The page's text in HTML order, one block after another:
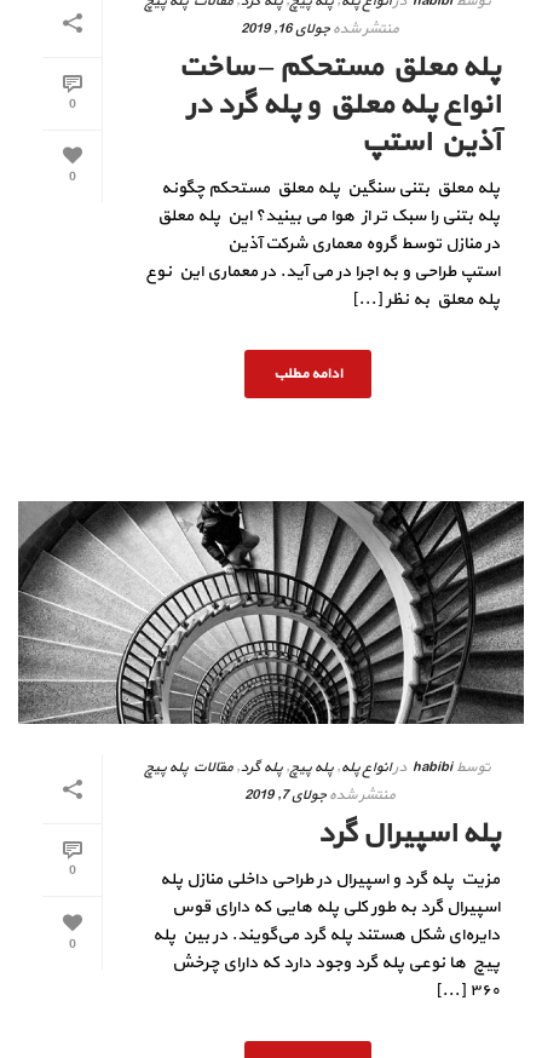
0
0
منتشر شده جولای 16, 2019
پله معلق مستحکم – ساخت
انواع پله معلق و پله گرد در
آذین استپ
پله معلق بتنی سنگین پله معلق مستحکم چگونه
پله بتنی را سبک تر از هوا می بینید؟ این پله معلق
در منازل توسط گروه معماری شرکت آذین
استپ طراحی و به اجرا در می آید. در معماری این نوع
پله معلق به نظر [...]
ادامه مطلب
0
0
توسط habibi درانواع پله,پله پیچ,پله گرد,مقالات پله پیچ
منتشر شده جولای 7, 2019
پله اسپیرال گرد
مزیت پله گرد و اسپیرال در طراحی داخلی منازل پله
اسپیرال گرد به طور کلی پله هایی که دارای قوس
دایره‌ای شکل هستند پله گرد می‌گویند. در بین پله
پیچ ها نوعی پله گرد وجود دارد که دارای چرخش
۳۶۰ [...]